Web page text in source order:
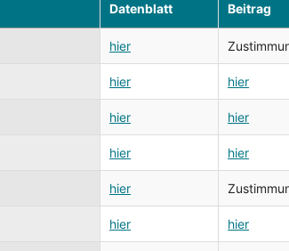
Datenblatt Beitrag
hier
hier hier
hier hier
hier hier
hier
hier hier